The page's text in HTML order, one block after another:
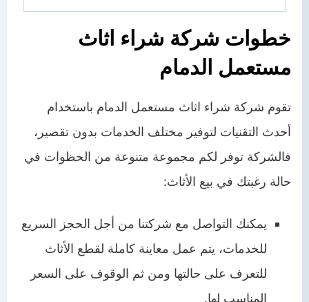
خطوات شركة شراء اثاث
مستعمل الدمام
تقوم شركة شراء اثاث مستعمل الدمام باستخدام
أحدث التقنيات لتوفير مختلف الخدمات بدون تقصير،
فالشركة توفر لكم مجموعة متنوعة من الحظوات في
حالة رغبتك في بيع الأثاث:
يمكنك التواصل مع شركتنا من أجل الحجز السريع
للخدمات، يتم عمل معاينة كاملة لقطع الأثاث
للتعرف على حالتها ومن ثم الوقوف على السعر
المناسب لها.